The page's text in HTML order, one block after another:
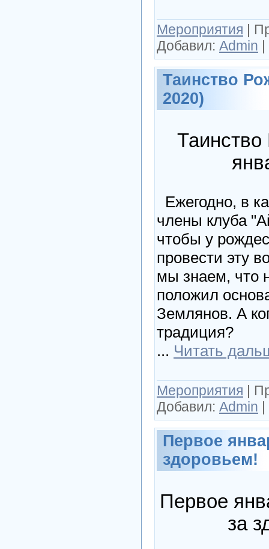
Мероприятия
Добавил: Admin
Таинство
2020)
Ежегодно, в
члены клуба
чтобы у
провести эту
мы знаем, что
положил
Землянов. А
традиция?
... Читать
Мероприятия
Добавил: Admin
Первое
здоровьем!
Первое
за